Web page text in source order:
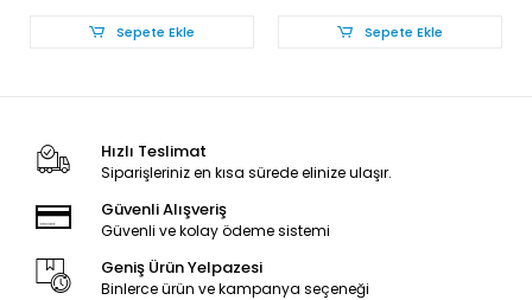
Sepete Ekle Sepete Ekle
Hızlı Teslimat
Siparişleriniz en kısa sürede elinize ulaşır.
Güvenli Alışveriş
Güvenli ve kolay ödeme sistemi
Geniş Ürün Yelpazesi
Binlerce ürün ve kampanya seçeneği